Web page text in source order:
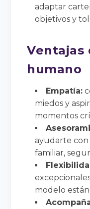
adaptar
objetivos y
Ventajas
humano
Empatía:
miedos y
momentos
ayudarte con
familiar,
modelo